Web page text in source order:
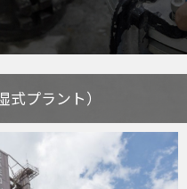
プラント）